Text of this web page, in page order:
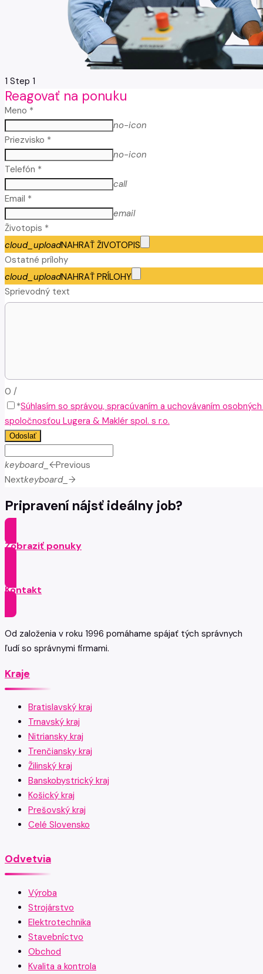
1 Step 1
Reagovať na ponuku
Meno *
no-icon
Priezvisko *
no-icon
Telefón *
call
Email *
email
Životopis *
cloud_uploadNAHRAŤ ŽIVOTOPIS
Ostatné prílohy
cloud_uploadNAHRAŤ PRÍLOHY
Sprievodný text
0 /
*Súhlasím so správou, spracúvaním a uchovávaním
spoločnosťou Lugera & Maklér spol. s r.o.
Odoslať
keyboard_arrow_leftPrevious
Nextkeyboard_arrow_right
Pripravení nájsť ideálny job?
Zobraziť ponuky
Kontakt
Od založenia v roku 1996 pomáhame spájať tých správnych
ľudí so správnymi firmami.
Kraje
Bratislavský kraj
Trnavský kraj
Nitriansky kraj
Trenčiansky kraj
Žilinský kraj
Banskobystrický kraj
Košický kraj
Prešovský kraj
Celé Slovensko
Odvetvia
Výroba
Strojárstvo
Elektrotechnika
Stavebníctvo
Obchod
Kvalita a kontrola